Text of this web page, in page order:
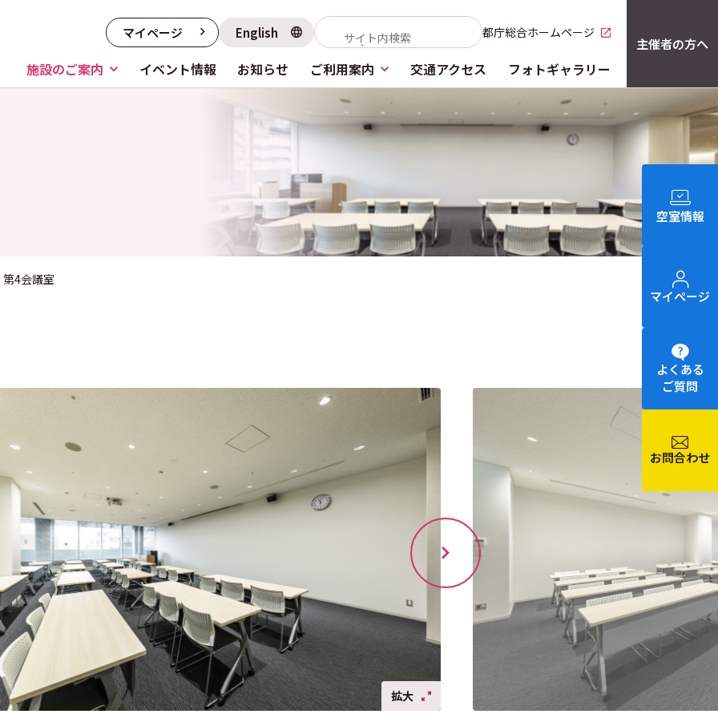
マイページ English 都庁総合ホームページ 別窓で開く
施設のご案内 イベント情報 お知らせ ご利用案内 交通アクセス フォトギャラリー
主催者の方へ
空室情報
マイページ
よくある
ご質問
お問合わせ
第4会議室
拡大